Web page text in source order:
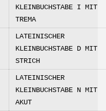
KLEINBUCHSTABE I MIT
TREMA
LATEINISCHER
KLEINBUCHSTABE D MIT
STRICH
LATEINISCHER
KLEINBUCHSTABE N MIT
AKUT